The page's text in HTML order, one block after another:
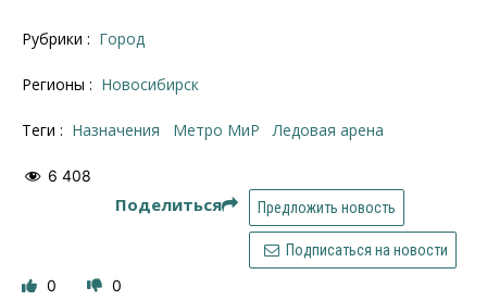
Рубрики : Город
Регионы : Новосибирск
Теги : назначения Метро МиР ледовая арена
6 408
Поделиться Предложить новость
Подписаться на новости
0 0